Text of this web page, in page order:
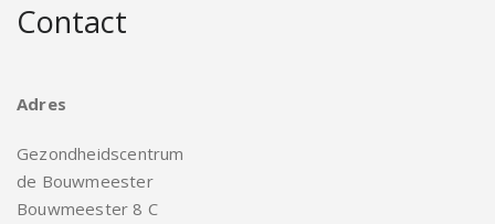
Contact
Adres
Gezondheidscentrum
de Bouwmeester
Bouwmeester 8 C